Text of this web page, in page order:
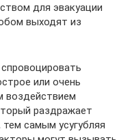
для эвакуации
выходят из
или очень
воздействием
раздражает
самым усугубляя